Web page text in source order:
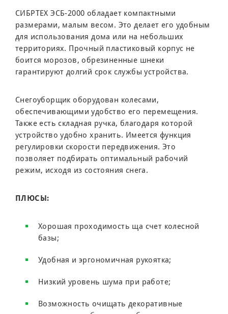
СИБРТЕХ ЭСБ-2000 обладает компактными
размерами, малым весом. Это делает его удобным
для использования дома или на небольших
территориях. Прочный пластиковый корпус не
боится морозов, обрезиненные шнеки
гарантируют долгий срок службы устройства.
Снегоуборщик оборудован колесами,
обеспечивающими удобство его перемещения.
Также есть складная ручка, благодаря которой
устройство удобно хранить. Имеется функция
регулировки скорости передвижения. Это
позволяет подбирать оптимальный рабочий
режим, исходя из состояния снега.
ПЛЮСЫ:
Хорошая проходимость ща счет колесной
базы;
Удобная и эргономичная рукоятка;
Низкий уровень шума при работе;
Возможность очищать декоративные